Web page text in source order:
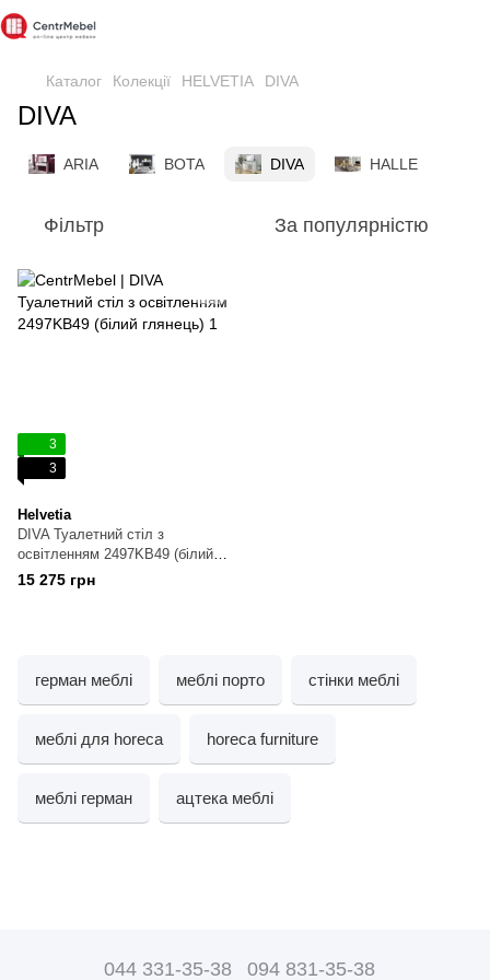
Каталог Колекції HELVETIA DIVA
DIVA
ARIA BOTA DIVA HALLE
Фільтр За популярністю
3
3
Helvetia
DIVA Туалетний стіл з
освітленням 2497KB49 (білий
глянець)
15 275 грн
герман меблі меблі порто стінки меблі
меблі для horeca horeca furniture
меблі герман ацтека меблі
044 331-35-38 094 831-35-38